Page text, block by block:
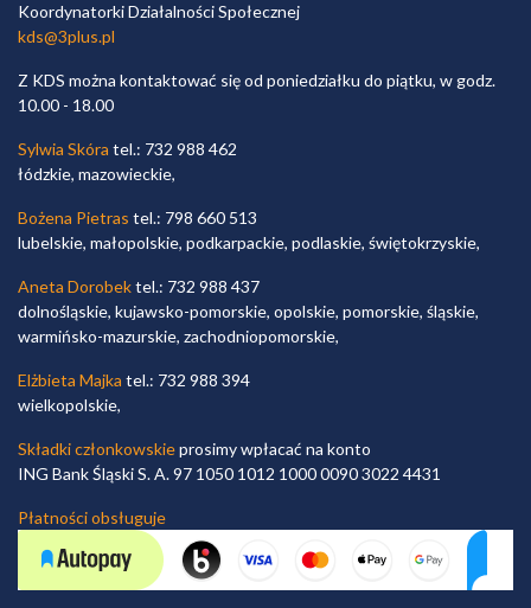
Koordynatorki Działalności Społecznej
kds@3plus.pl
Z KDS można kontaktować się od poniedziałku do piątku, w godz.
10.00 - 18.00
Sylwia Skóra tel.: 732 988 462
łódzkie, mazowieckie,
Bożena Pietras tel.: 798 660 513
lubelskie, małopolskie, podkarpackie, podlaskie, świętokrzyskie,
Aneta Dorobektel.: 732 988 437
dolnośląskie, kujawsko-pomorskie, opolskie, pomorskie, śląskie,
warmińsko-mazurskie, zachodniopomorskie,
Elżbieta Majka tel.: 732 988 394
wielkopolskie,
Składki członkowskieprosimy wpłacać na konto
ING Bank Śląski S. A. 97 1050 1012 1000 0090 3022 4431
Płatności obsługuje